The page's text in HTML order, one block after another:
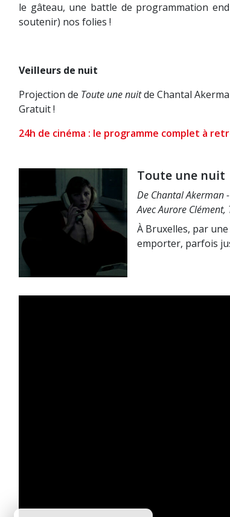
le gâteau, une battle de programmation
soutenir) nos folies !
Veilleurs de nuit
Projection de Toute une nuitde Chantal
Gratuit !
24h de cinéma : le programme complet à
Toute une nuit
De Chantal Akerman
Avec Aurore
À Bruxelles, par
emporter, parfois